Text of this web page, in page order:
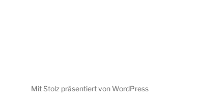
Mit Stolz präsentiert von WordPress